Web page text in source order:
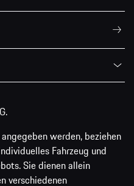
werden, beziehen
Fahrzeug und
Sie dienen allein
verschiedenen